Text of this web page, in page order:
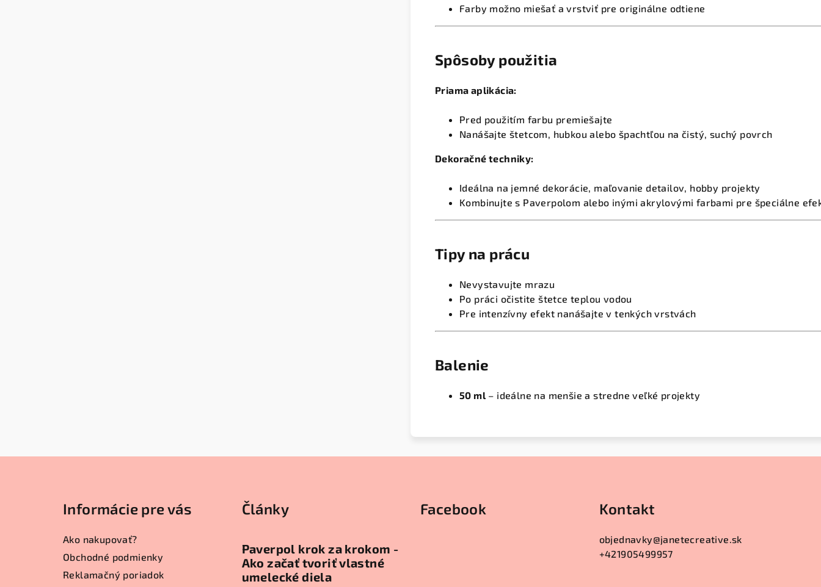
Farby možno miešať a vrstviť pre originálne odtiene
Spôsoby použitia
Priama aplikácia:
Pred použitím farbu premiešajte
Nanášajte štetcom, hubkou alebo špachtľou na čistý, suchý povrch
Dekoračné techniky:
Ideálna na jemné dekorácie, maľovanie detailov, hobby projekty
Kombinujte s Paverpolom alebo inými akrylovými farbami pre špeciálne
Tipy na prácu
Nevystavujte mrazu
Po práci očistite štetce teplou vodou
Pre intenzívny efekt nanášajte v tenkých vrstvách
Balenie
50 ml – ideálne na menšie a stredne veľké projekty
Informácie pre vás
Ako nakupovať?
Obchodné podmienky
Reklamačný poriadok
Články
Paverpol krok za krokom -
Ako začať tvoriť vlastné
umelecké diela
Facebook Kontakt
objednavky@janetecreative.sk
+421905499957